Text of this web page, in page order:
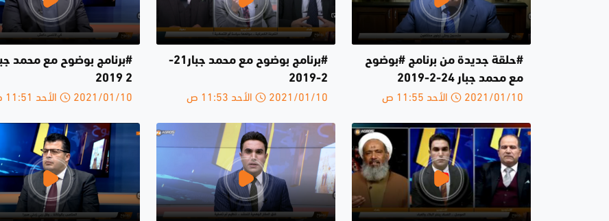
#حلقة جديدة من برنامج #بوضوح
مع محمد جبار 24-2-2019
2021/01/10 الأحد 11:55 ص
#برنامج بوضوح مع محمد جبار21-
2-2019
2021/01/10 الأحد 11:53 ص
2 2019
2021/01/10 الأحد 11:51 ص